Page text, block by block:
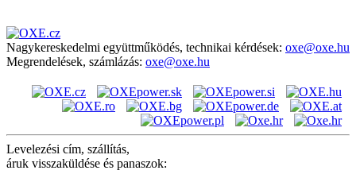
Nagykereskedelmi együttműködés, technikai kérdések: oxe@oxe.hu
Megrendelések, számlázás: oxe@oxe.hu
Levelezési cím, szállítás,
áruk visszaküldése és panaszok: